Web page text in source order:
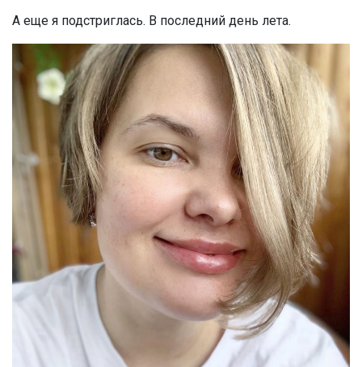
А еще я подстриглась. В последний день лета.